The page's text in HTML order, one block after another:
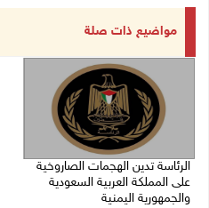
مواضيع ذات صلة
الرئاسة تدين الهجمات الصاروخية
على المملكة العربية السعودية
والجمهورية اليمنية